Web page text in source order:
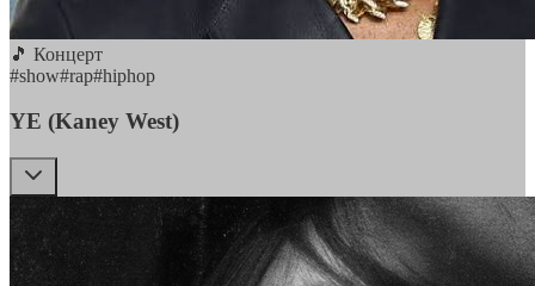
🎵 Концерт
#show#rap#hiphop
YE (Kaney West)